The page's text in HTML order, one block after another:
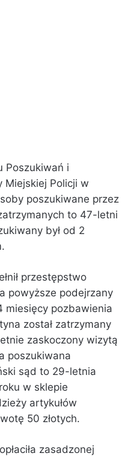
Poszukiwań i
Miejskiej Policji w
poszukiwane przez
to 47-letni
był od 2
przestępstwo
powyższe podejrzany
miesięcy pozbawienia
został zatrzymany
zaskoczony wizytą
poszukiwana
sąd to 29-letnia
w sklepie
artykułów
50 złotych.
zasadzonej